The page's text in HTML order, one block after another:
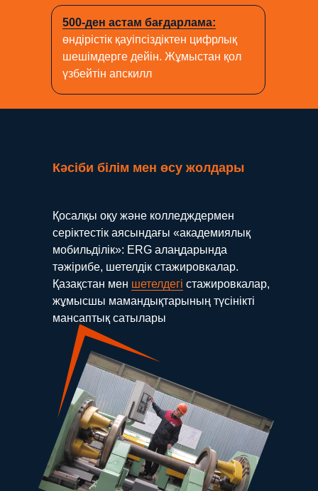
500-ден астам бағдарлама:
өндірістік қауіпсіздіктен цифрлық
шешімдерге дейін. Жұмыстан қол
үзбейтін апскилл
Кәсіби білім мен өсу жолдары
Қосалқы оқу және колледждермен
серіктестік аясындағы «академиялық
мобильділік»: ERG алаңдарында
тәжірибе, шетелдік стажировкалар.
Қазақстан мен шетелдегі стажировкалар,
жұмысшы мамандықтарының түсінікті
мансаптық сатылары